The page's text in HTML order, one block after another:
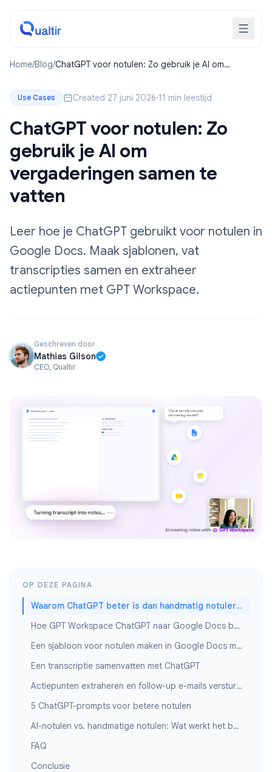
Home/Blog/ChatGPT voor notulen: Zo gebruik je AI om
Use Cases Created 27 juni 2026·11 min leestijd
ChatGPT voor notulen: Zo
gebruik je AI om
vergaderingen samen te
vatten
Leer hoe je ChatGPT gebruikt voor notulen in
Google Docs. Maak sjablonen, vat
transcripties samen en extraheer
actiepunten met GPT Workspace.
Geschreven door
Mathias Gilson
CEO, Qualtir
OP DEZE PAGINA
Waarom ChatGPT beter is dan handmatig notuleren
Hoe GPT Workspace ChatGPT naar Google Docs brengt
Een sjabloon voor notulen maken in Google Docs met ChatGPT
Een transcriptie samenvatten met ChatGPT
Actiepunten extraheren en follow-up e-mails versturen
5 ChatGPT-prompts voor betere notulen
AI-notulen vs. handmatige notulen: Wat werkt het best?
FAQ
Conclusie